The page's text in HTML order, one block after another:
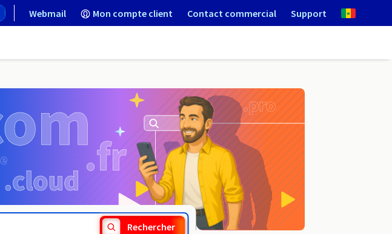
Webmail Mon compte client Contact commercial Support
Rechercher